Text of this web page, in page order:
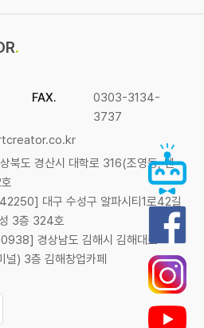
.
FAX.
0303-3134-
3737
북도 경산시 대학로 316(조영동, 벤
대구 수성구 알파시티1로42길
3층 324호
경상남도 김해시 김해대로
) 3층 김해창업카페